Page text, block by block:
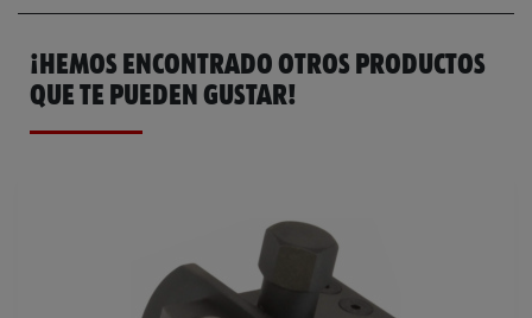
Accionamiento externo WS24
Tipo de accionamiento Hexágono exterior
Peso del producto (por artículo)
Catálogo General 1952001295
¡HEMOS ENCONTRADO OTROS PRODUCTOS
QUE TE PUEDEN GUSTAR!